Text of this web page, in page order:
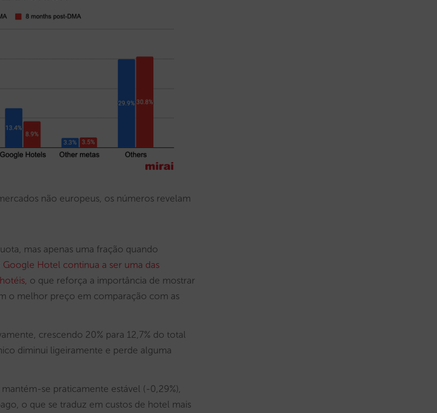
não europeus, os números revelam
mas apenas uma fração quando
Google Hotel continua a ser uma das
o que reforça a importância de mostrar
o melhor preço em comparação com as
crescendo 20% para 12,7% do total
diminui ligeiramente e perde alguma
se praticamente estável (-0,29%),
o que se traduz em custos de hotel mais